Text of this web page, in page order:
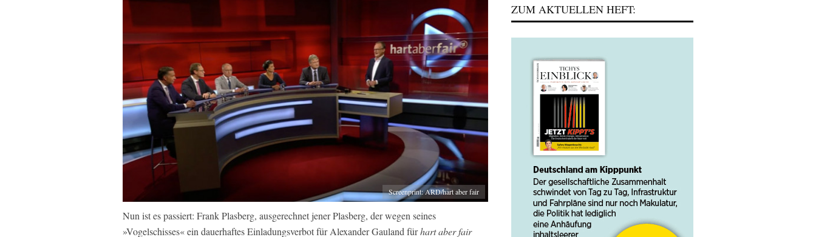
Screenprint: ARD/hart aber fair
Nun ist es passiert: Frank Plasberg, ausgerechnet jener Plasberg, der wegen seines
»Vogelschisses« ein dauerhaftes Einladungsverbot für Alexander Gauland fürhart aber fair
ZUM AKTUELLEN HEFT: